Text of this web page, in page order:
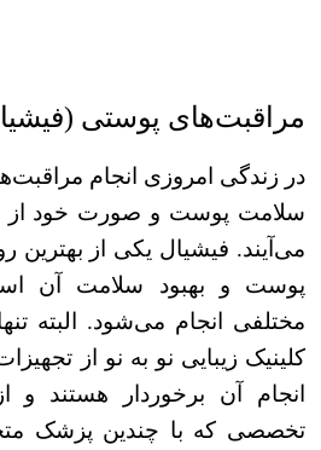
مراقبت‌های پوستی
در زندگی امروزی انجام
سلامت پوست و صورت خود از
می‌آیند. فیشیال یکی از بهترین
پوست و بهبود سلامت آن
مختلفی انجام می‌شود. البته
کلینیک زیبایی نو به نو از
انجام آن برخوردار هستند و
تخصصی که با چندین پزشک